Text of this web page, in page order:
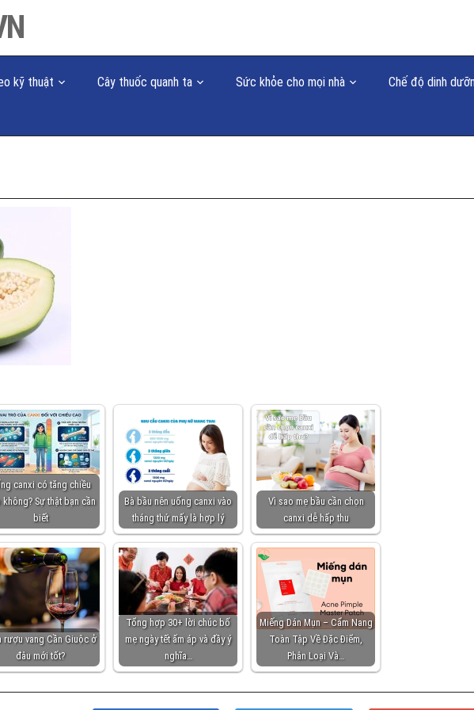
kỹ thuật Cây thuốc quanh ta Sức khỏe cho mọi nhà
Chế độ dinh
canxi có tăng chiều
không? Sự thật bạn cần
biết
Bà bầu nên uống canxi vào
tháng thứ mấy là hợp lý
Vì sao mẹ bầu cần chọn
canxi dễ hấp thu
rượu vang Cần Giuộc ở
đâu mới tốt?
Tổng hợp 30+ lời chúc bố
mẹ ngày tết ấm áp và đầy ý
nghĩa…
Miếng Dán Mụn – Cẩm Nang
Toàn Tập Về Đặc Điểm,
Phân Loại Và…